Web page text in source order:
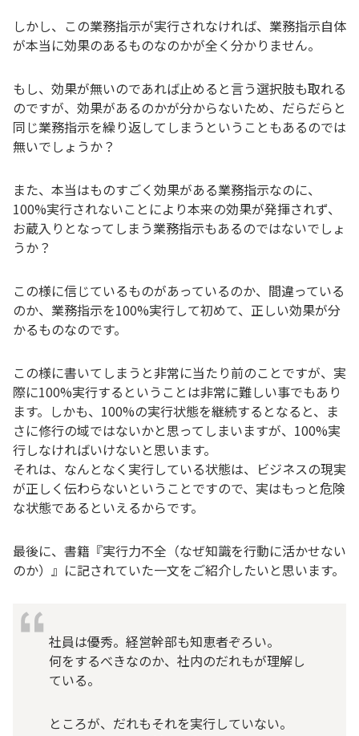
しかし、この業務指示が実行されなければ、業務指示自体
が本当に効果のあるものなのかが全く分かりません。
もし、効果が無いのであれば止めると言う選択肢も取れる
のですが、効果があるのかが分からないため、だらだらと
同じ業務指示を繰り返してしまうということもあるのでは
無いでしょうか？
また、本当はものすごく効果がある業務指示なのに、
100%実行されないことにより本来の効果が発揮されず、
お蔵入りとなってしまう業務指示もあるのではないでしょ
うか？
この様に信じているものがあっているのか、間違っている
のか、業務指示を100%実行して初めて、正しい効果が分
かるものなのです。
この様に書いてしまうと非常に当たり前のことですが、実
際に100%実行するということは非常に難しい事でもあり
ます。しかも、100%の実行状態を継続するとなると、ま
さに修行の域ではないかと思ってしまいますが、100%実
行しなければいけないと思います。
それは、なんとなく実行している状態は、ビジネスの現実
が正しく伝わらないということですので、実はもっと危険
な状態であるといえるからです。
最後に、書籍『実行力不全（なぜ知識を行動に活かせない
のか）』に記されていた一文をご紹介したいと思います。
社員は優秀。経営幹部も知恵者ぞろい。
何をするべきなのか、社内のだれもが理解し
ている。
ところが、だれもそれを実行していない。